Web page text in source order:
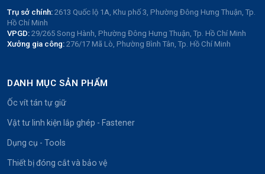
Trụ sở chính: 2613 Quốc lộ 1A, Khu phố 3, Phường Đông Hưng Thuận, Tp.
Hồ Chí Minh
VPGD: 29/265 Song Hành, Phường Đông Hưng Thuận, Tp. Hồ Chí Minh
Xưởng gia công: 276/17 Mã Lò, Phường Bình Tân, Tp. Hồ Chí Minh
DANH MỤC SẢN PHẨM
Ốc vít tán tự giữ
Vật tư linh kiện lắp ghép - Fastener
Dụng cụ - Tools
Thiết bị đóng cắt và bảo vệ